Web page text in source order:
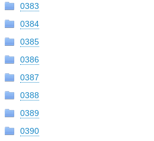
0383
0384
0385
0386
0387
0388
0389
0390